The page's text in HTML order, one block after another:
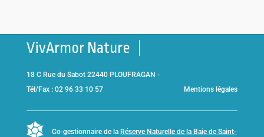
VivArmor Nature
18 C Rue du Sabot 22440 PLOUFRAGAN -
Tél/Fax : 02 96 33 10 57
Mentions légales
Co-gestionnaire de la Réserve Naturelle de la Baie de Saint-